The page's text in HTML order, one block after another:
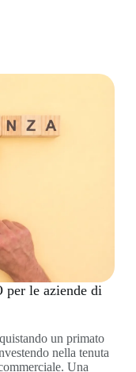
per le aziende di
un primato
nella tenuta
Una